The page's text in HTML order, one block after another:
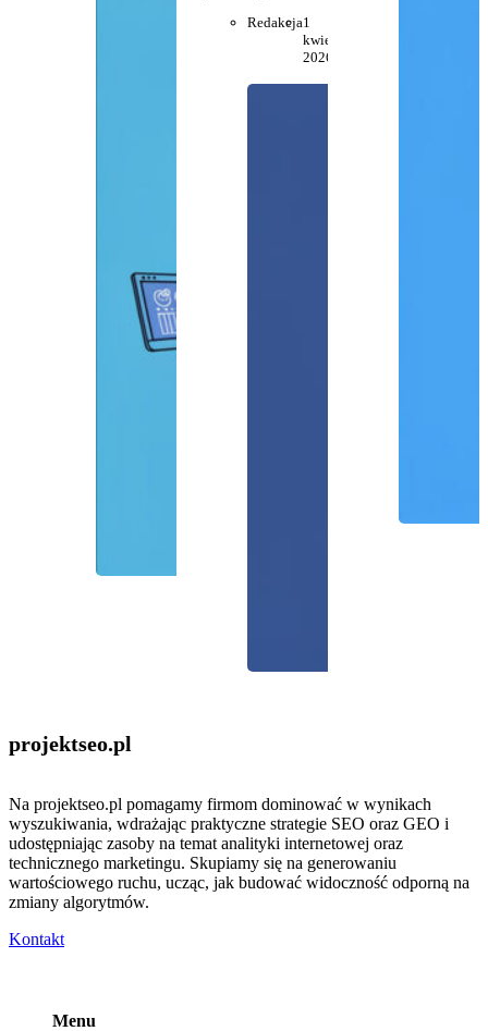
Redakcja1
kwietnia
2026
projektseo.pl
Na projektseo.pl pomagamy firmom dominować w wynikach
wyszukiwania, wdrażając praktyczne strategie SEO oraz GEO i
udostępniając zasoby na temat analityki internetowej oraz
technicznego marketingu. Skupiamy się na generowaniu
wartościowego ruchu, ucząc, jak budować widoczność odporną na
zmiany algorytmów.
Kontakt
Menu